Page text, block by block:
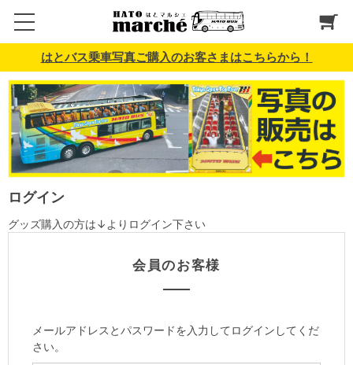
はとバス乗車写真ご購入のお客さまはこちらから！
ログイン
グッズ購入の方は↓よりログイン下さい
会員のお客様
メールアドレスとパスワードを入力してログインしてくだ
さい。